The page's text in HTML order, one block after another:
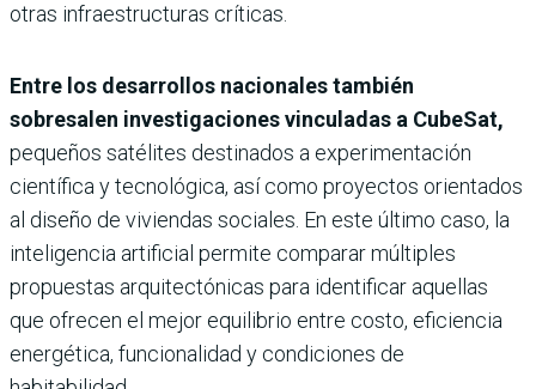
otras infraestructuras críticas.
Entre los desarrollos nacionales también
sobresalen investigaciones vinculadas a CubeSat,
pequeños satélites destinados a experimentación
científica y tecnológica, así como proyectos orientados
al diseño de viviendas sociales. En este último caso, la
inteligencia artificial permite comparar múltiples
propuestas arquitectónicas para identificar aquellas
que ofrecen el mejor equilibrio entre costo, eficiencia
energética, funcionalidad y condiciones de